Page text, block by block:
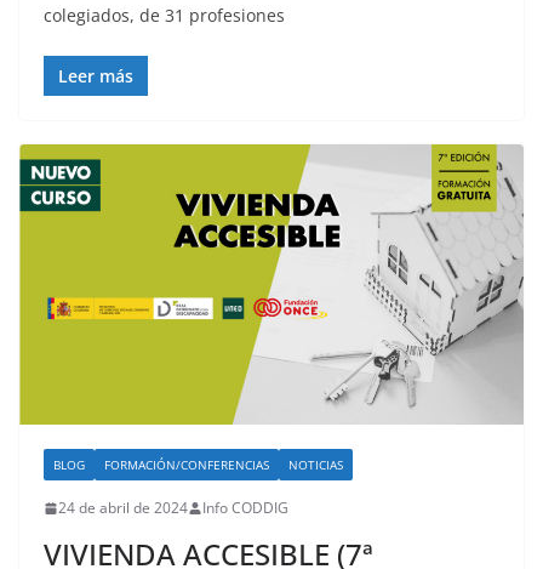
colegiados, de 31 profesiones
Leer más
BLOG FORMACIÓN/CONFERENCIAS NOTICIAS
24 de abril de 2024 Info CODDIG
VIVIENDA ACCESIBLE (7ª